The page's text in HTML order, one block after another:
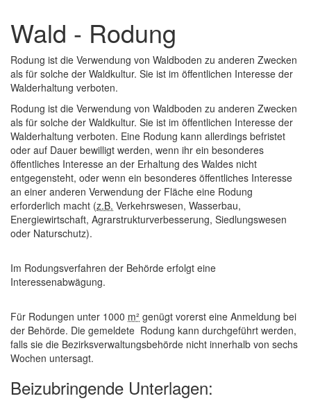
Wald - Rodung
Rodung ist die Verwendung von Waldboden zu anderen Zwecken
als für solche der Waldkultur. Sie ist im öffentlichen Interesse der
Walderhaltung verboten.
Rodung ist die Verwendung von Waldboden zu anderen Zwecken
als für solche der Waldkultur. Sie ist im öffentlichen Interesse der
Walderhaltung verboten. Eine Rodung kann allerdings befristet
oder auf Dauer bewilligt werden, wenn ihr ein besonderes
öffentliches Interesse an der Erhaltung des Waldes nicht
entgegensteht, oder wenn ein besonderes öffentliches Interesse
an einer anderen Verwendung der Fläche eine Rodung
erforderlich macht (z.B. Verkehrswesen, Wasserbau,
Energiewirtschaft, Agrarstrukturverbesserung, Siedlungswesen
oder Naturschutz).
Im Rodungsverfahren der Behörde erfolgt eine
Interessenabwägung.
Für Rodungen unter 1000 m² genügt vorerst eine Anmeldung bei
der Behörde. Die gemeldete Rodung kann durchgeführt werden,
falls sie die Bezirksverwaltungsbehörde nicht innerhalb von sechs
Wochen untersagt.
Beizubringende Unterlagen: